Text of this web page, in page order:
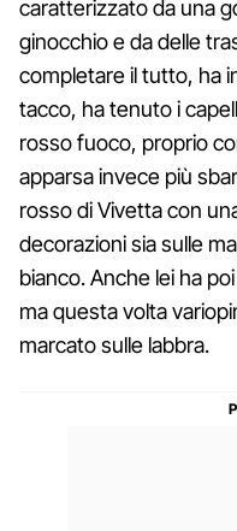
caratterizzato da una
ginocchio e da delle
completare il tutto, ha
tacco, ha tenuto i
rosso fuoco, proprio
apparsa invece più
rosso di Vivetta con
decorazioni sia sulle
bianco. Anche lei ha
ma questa volta
marcato sulle labbra.